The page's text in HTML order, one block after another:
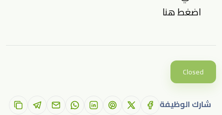
اضغط هنا
Closed
شارك الوظيفة